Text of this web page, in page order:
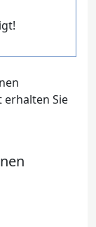
erhalten Sie